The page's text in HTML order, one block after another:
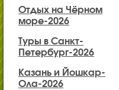
Отдых на Чёрном
море-2026
Туры в Санкт-
Петербург-2026
Казань и Йошкар-
Ола-2026